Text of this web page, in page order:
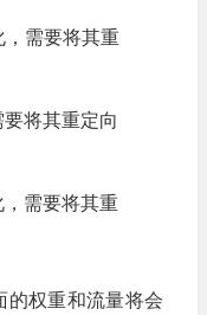
需要将其重
将其重定向
需要将其重
的权重和流量将会